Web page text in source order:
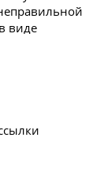
виде